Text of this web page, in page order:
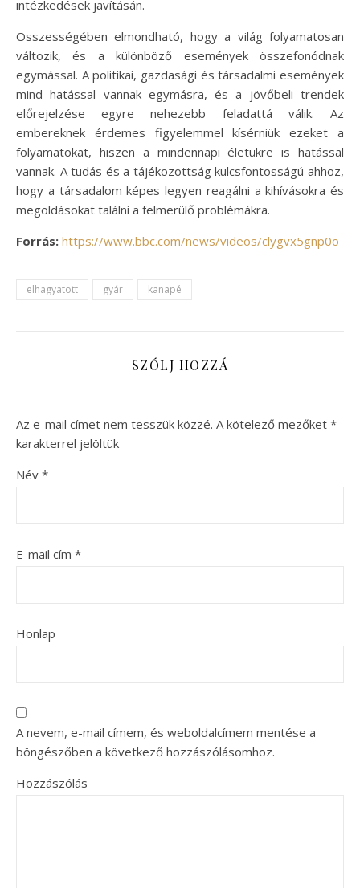
intézkedések javításán.
Összességében elmondható, hogy a világ folyamatosan
változik, és a különböző események összefonódnak
egymással. A politikai, gazdasági és társadalmi események
mind hatással vannak egymásra, és a jövőbeli trendek
előrejelzése egyre nehezebb feladattá válik. Az
embereknek érdemes figyelemmel kísérniük ezeket a
folyamatokat, hiszen a mindennapi életükre is hatással
vannak. A tudás és a tájékozottság kulcsfontosságú ahhoz,
hogy a társadalom képes legyen reagálni a kihívásokra és
megoldásokat találni a felmerülő problémákra.
Forrás: https://www.bbc.com/news/videos/clygvx5gnp0o
elhagyatott gyár kanapé
SZÓLJ HOZZÁ
Az e-mail címet nem tesszük közzé. A kötelező mezőket *
karakterrel jelöltük
Név *
E-mail cím *
Honlap
A nevem, e-mail címem, és weboldalcímem mentése a
böngészőben a következő hozzászólásomhoz.
Hozzászólás